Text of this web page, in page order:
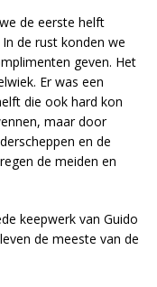
de eerste helft
de rust konden we
geven. Het
Er was een
die ook hard kon
maar door
en de
de meiden en
keepwerk van Guido
de meeste van de